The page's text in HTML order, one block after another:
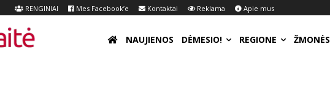
RENGINIAI Mes Facebook’e Kontaktai Reklama Apie mus
NAUJIENOS DĖMESIO! REGIONE ŽMONĖS